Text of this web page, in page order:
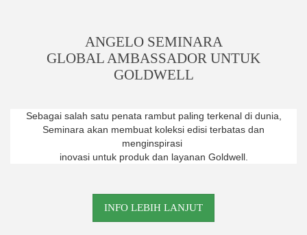
ANGELO SEMINARA
GLOBAL AMBASSADOR UNTUK
GOLDWELL
Sebagai salah satu penata rambut paling terkenal di dunia,
Seminara akan membuat koleksi edisi terbatas dan
menginspirasi
inovasi untuk produk dan layanan Goldwell.
INFO LEBIH LANJUT